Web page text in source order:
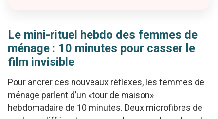
Le mini-rituel hebdo des femmes de
ménage : 10 minutes pour casser le
film invisible
Pour ancrer ces nouveaux réflexes, les femmes de
ménage parlent d’un «tour de maison»
hebdomadaire de 10 minutes. Deux microfibres de